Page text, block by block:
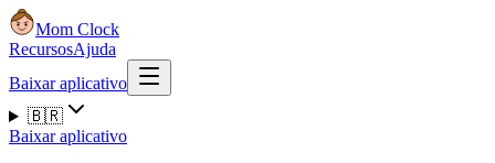
Mom Clock
RecursosAjuda
Baixar aplicativo
🇧🇷
Baixar aplicativo